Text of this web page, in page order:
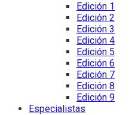
Edición 1
Edición 2
Edición 3
Edición 4
Edición 5
Edición 6
Edición 7
Edición 8
Edición 9
Especialistas